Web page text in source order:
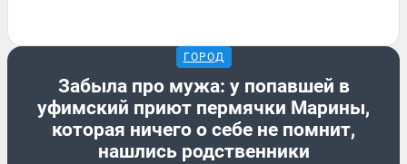
ГОРОД
Забыла про мужа: у попавшей в
уфимский приют пермячки Марины,
которая ничего о себе не помнит,
нашлись родственники